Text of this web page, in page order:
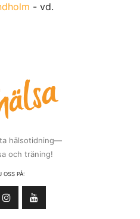
- vd.
hälsotidning—
och träning!
OSS PÅ: